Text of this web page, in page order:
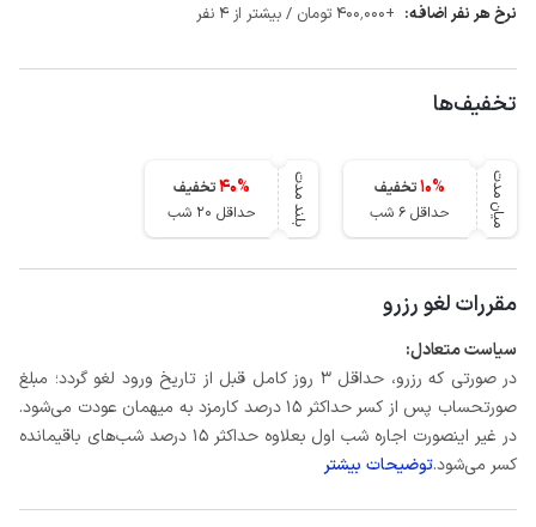
نرخ هر نفر اضافه: +400٬000 تومان / بیشتر از 4 نفر
تخفیف‌ها
میان مدت 10%
تخفیف
حداقل 6 شب
بلند مدت 40%
تخفیف
حداقل 20 شب
مقررات لغو رزرو
سیاست متعادل:
در صورتی که رزرو، حداقل 3 روز کامل قبل از تاریخ ورود لغو گردد؛ مبلغ
صورتحساب پس از کسر حداکثر 15 درصد کارمزد به میهمان عودت می‌شود.
در غیر اینصورت اجاره شب اول بعلاوه حداکثر 15 درصد شب‌های باقیمانده
کسر می‌شود.توضیحات بیشتر